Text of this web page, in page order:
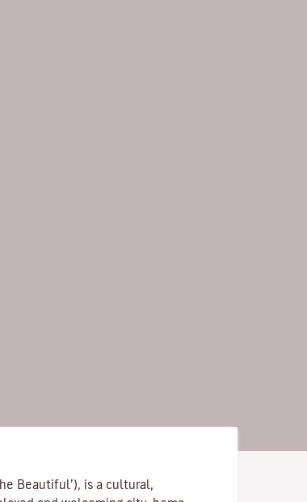
Beautiful’), is a cultural,